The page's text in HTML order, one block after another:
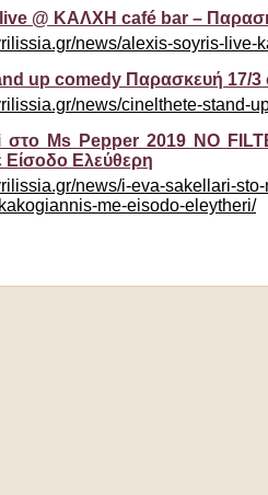
@ ΚΑΛΧΗ café bar –
news/alexis-soyris-live-
up comedy Παρασκευή 17/3
news/cinelthete-stand-
Ms Pepper 2019 NO
Είσοδο Ελεύθερη
news/i-eva-sakellari-
me-eisodo-eleytheri/